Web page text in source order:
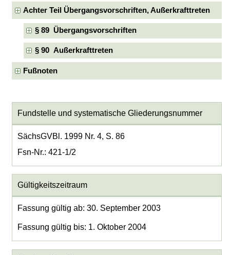
Achter Teil Übergangsvorschriften, Außerkrafttreten
§ 89 Übergangsvorschriften
§ 90 Außerkrafttreten
Fußnoten
Fundstelle und systematische Gliederungsnummer
SächsGVBl. 1999 Nr. 4, S. 86
Fsn-Nr.: 421-1/2
Gültigkeitszeitraum
Fassung gültig ab: 30. September 2003
Fassung gültig bis: 1. Oktober 2004